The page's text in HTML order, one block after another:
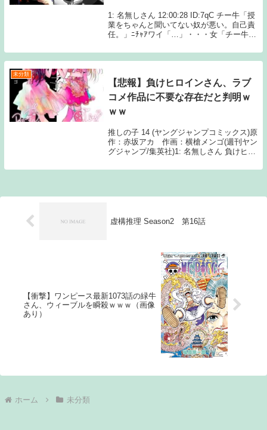
1: 名無しさん 12:00:28 ID:7qC チー牛「授
業をちゃんと聞いてない奴が悪い。自己責
任。」ﾆﾁｬｱワイ「…」・・・女「チー牛
「え、あ、あ、あ、い、いいよ」ﾋｮｲ女
「チー牛君ありがとー」女「はい...
未分類
【悲報】負けヒロインさん、ラブ
コメ作品に不要な存在だと判明ｗ
ｗｗ
推しの子 14 (ヤングジャンプコミックス)原
作：赤坂アカ 作画：横槍メンゴ(週刊ヤン
グジャンプ/集英社)1: 名無しさん 負けヒロ
ん 2: 名無しさん 敗者がいるから勝者がい
虚構推理 Season2 第16話
【衝撃】ワンピース最新1073話の緑牛
さん、ウィーブルを瞬殺ｗｗｗ（画像
あり）
ホーム 未分類